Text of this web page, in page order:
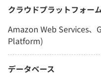
クラウドプラットフォー
Amazon Web Services
Platform)
データベース